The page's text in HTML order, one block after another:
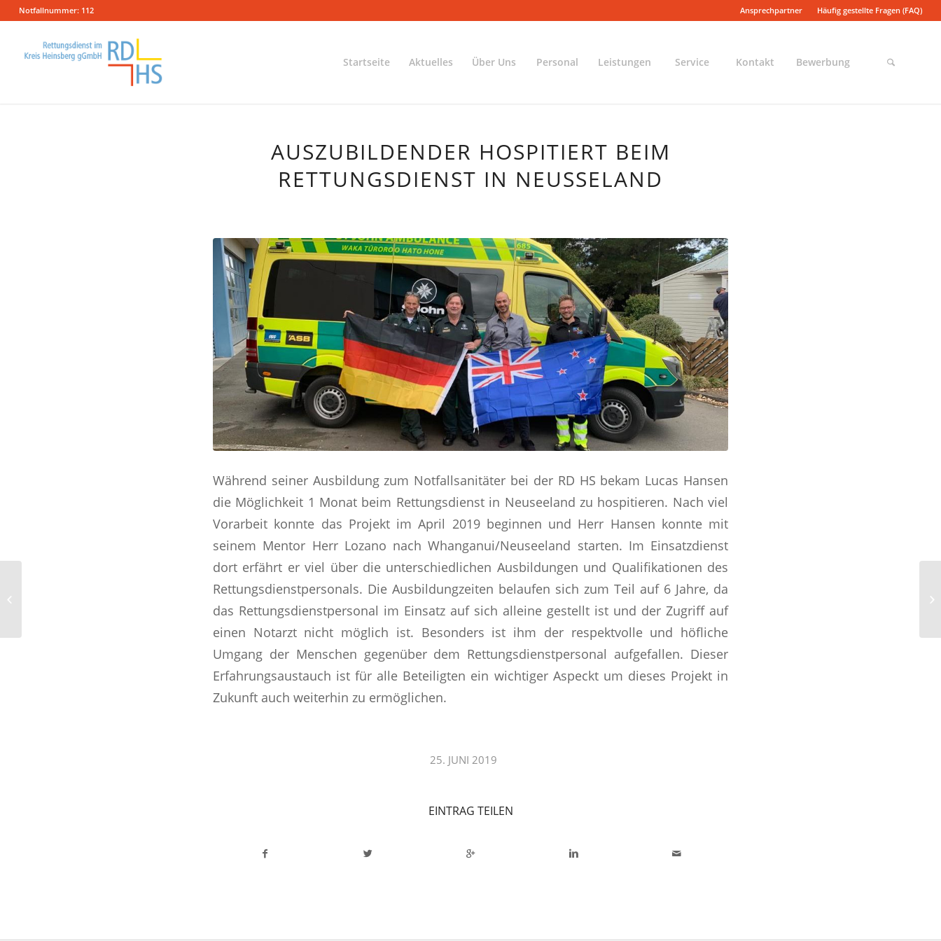
Ansprechpartner Häufig gestellte Fragen (FAQ)
Notfallnummer: 112
Startseite Aktuelles Über Uns Personal Leistungen Service Kontakt Bewerbung
AUSZUBILDENDER HOSPITIERT BEIM
RETTUNGSDIENST IN NEUSSELAND
Während seiner Ausbildung zum Notfallsanitäter bei der RD HS bekam Lucas Hansen
die Möglichkeit 1 Monat beim Rettungsdienst in Neuseeland zu hospitieren. Nach viel
Vorarbeit konnte das Projekt im April 2019 beginnen und Herr Hansen konnte mit
seinem Mentor Herr Lozano nach Whanganui/Neuseeland starten. Im Einsatzdienst
dort erfährt er viel über die unterschiedlichen Ausbildungen und Qualifikationen des
Rettungsdienstpersonals. Die Ausbildungzeiten belaufen sich zum Teil auf 6 Jahre, da
das Rettungsdienstpersonal im Einsatz auf sich alleine gestellt ist und der Zugriff auf
einen Notarzt nicht möglich ist. Besonders ist ihm der respektvolle und höfliche
Umgang der Menschen gegenüber dem Rettungsdienstpersonal aufgefallen. Dieser
Erfahrungsaustauch ist für alle Beteiligten ein wichtiger Aspeckt um dieses Projekt in
Zukunft auch weiterhin zu ermöglichen.
25. JUNI 2019
/
EINTRAG TEILEN